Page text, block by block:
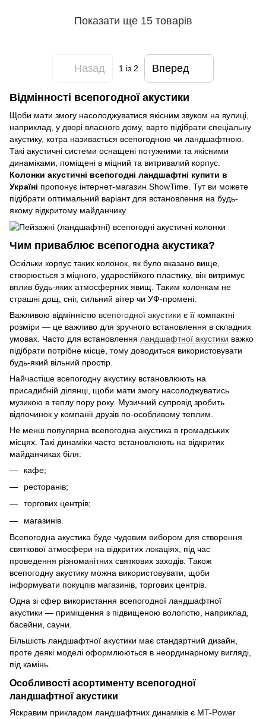
Показати ще 15 товарів
Назад 1 із 2 Вперед
Відмінності всепогодної акустики
Щоби мати змогу насолоджуватися якісним звуком на вулиці,
наприклад, у дворі власного дому, варто підібрати спеціальну
акустику, котра називається всепогодною чи ландшафтною.
Такі акустичні системи оснащені потужними та якісними
динаміками, поміщені в міцний та витривалий корпус.
Колонки акустичні всепогодні ландшафтні купити в
Україні пропонує інтернет-магазин ShowTime. Тут ви можете
підібрати оптимальний варіант для встановлення на будь-
якому відкритому майданчику.
Чим приваблює всепогодна акустика?
Оскільки корпус таких колонок, як було вказано вище,
створюється з міцного, ударостійкого пластику, він витримує
вплив будь-яких атмосферних явищ. Таким колонкам не
страшні дощ, сніг, сильний вітер чи УФ-промені.
Важливою відмінністю всепогодної акустики є її компактні
розміри — це важливо для зручного встановлення в складних
умовах. Часто для встановлення ландшафтної акустики важко
підібрати потрібне місце, тому доводиться використовувати
будь-який вільний простір.
Найчастіше всепогодну акустику встановлюють на
присадибній ділянці, щоби мати змогу насолоджуватись
музикою в теплу пору року. Музичний супровід зробить
відпочинок у компанії друзів по-особливому теплим.
Не менш популярна всепогодна акустика в громадських
місцях. Такі динаміки часто встановлюють на відкритих
майданчиках біля:
кафе;
ресторанів;
торгових центрів;
магазинів.
Всепогодна акустика буде чудовим вибором для створення
святкової атмосфери на відкритих локаціях, під час
проведення різноманітних святкових заходів. Також
всепогодну акустику можна використовувати, щоби
інформувати покуцпів магазинів, торгових центрів.
Одна зі сфер використання всепогодної ландшафтної
акустики — приміщення з підвищеною вологістю, наприклад,
басейни, сауни.
Більшість ландшафтної акустики має стандартний дизайн,
проте деякі моделі оформлюються в неординарному вигляді,
під камінь.
Особливості асортименту всепогодної
ландшафтної акустики
Яскравим прикладом ландшафтних динаміків є MT-Power